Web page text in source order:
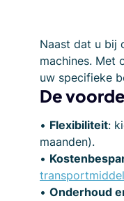
Naast dat u bij
machines. Met
uw specifieke
De
• Flexibiliteit:
maanden).
•
• Onderhoud